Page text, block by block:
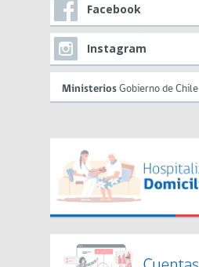
Facebook
Instagram
Ministerios Gobierno de Chile